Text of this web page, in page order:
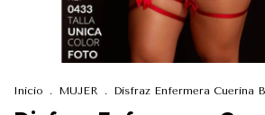
Inicio . MUJER . Disfraz Enfermera Cuerina